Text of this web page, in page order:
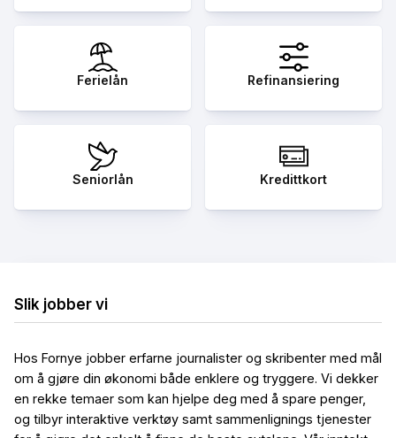
Ferielån Refinansiering
Seniorlån Kredittkort
Slik jobber vi
Hos Fornye jobber erfarne journalister og skribenter med mål
om å gjøre din økonomi både enklere og tryggere. Vi dekker
en rekke temaer som kan hjelpe deg med å spare penger,
og tilbyr interaktive verktøy samt sammenlignings tjenester